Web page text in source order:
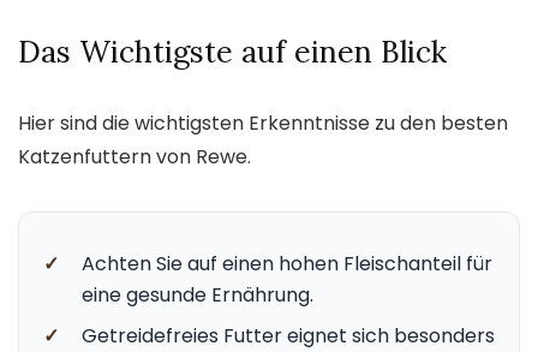
Das Wichtigste auf einen Blick
Hier sind die wichtigsten Erkenntnisse zu den besten
Katzenfuttern von Rewe.
✓
Achten Sie auf einen hohen Fleischanteil für
eine gesunde Ernährung.
✓
Getreidefreies Futter eignet sich besonders